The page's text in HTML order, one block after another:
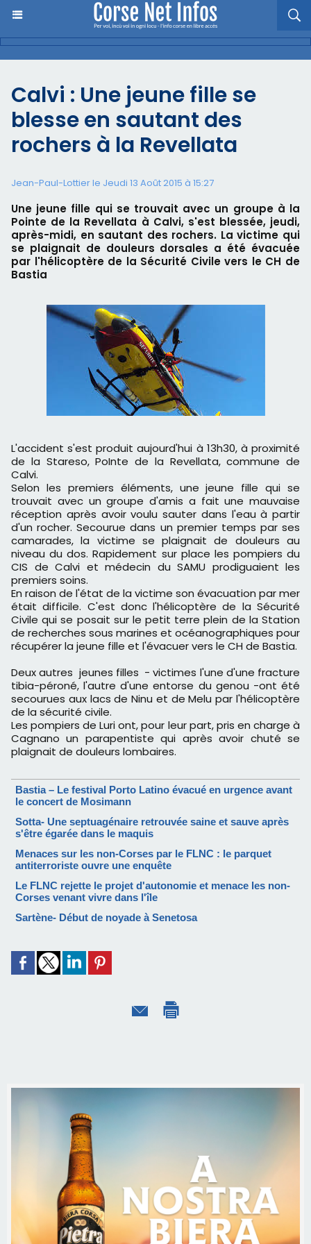
Calvi : Une jeune fille se
blesse en sautant des
rochers à la Revellata
Jean-Paul-Lottier le Jeudi 13 Août 2015 à 15:27
Une jeune fille qui se trouvait avec un groupe à la
Pointe de la Revellata à Calvi, s'est blessée, jeudi,
après-midi, en sautant des rochers. La victime qui
se plaignait de douleurs dorsales a été évacuée
par l'hélicoptère de la Sécurité Civile vers le CH de
Bastia
L'accident s'est produit aujourd'hui à 13h30, à proximité
de la Stareso, PoInte de la Revellata, commune de
Calvi.
Selon les premiers éléments, une jeune fille qui se
trouvait avec un groupe d'amis a fait une mauvaise
réception après avoir voulu sauter dans l'eau à partir
d'un rocher. Secourue dans un premier temps par ses
camarades, la victime se plaignait de douleurs au
niveau du dos. Rapidement sur place les pompiers du
CIS de Calvi et médecin du SAMU prodiguaient les
premiers soins.
En raison de l'état de la victime son évacuation par mer
était difficile. C'est donc l'hélicoptère de la Sécurité
Civile qui se posait sur le petit terre plein de la Station
de recherches sous marines et océanographiques pour
récupérer la jeune fille et l'évacuer vers le CH de Bastia.
Deux autres jeunes filles - victimes l'une d'une fracture
tibia-péroné, l'autre d'une entorse du genou -ont été
secourues aux lacs de Ninu et de Melu par l'hélicoptère
de la sécurité civile.
Les pompiers de Luri ont, pour leur part, pris en charge à
Cagnano un parapentiste qui après avoir chuté se
plaignait de douleurs lombaires.
Bastia – Le festival Porto Latino évacué en urgence avant
le concert de Mosimann
Sotta- Une septuagénaire retrouvée saine et sauve après
s'être égarée dans le maquis
Menaces sur les non-Corses par le FLNC : le parquet
antiterroriste ouvre une enquête
Le FLNC rejette le projet d'autonomie et menace les non-
Corses venant vivre dans l'île
Sartène- Début de noyade à Senetosa